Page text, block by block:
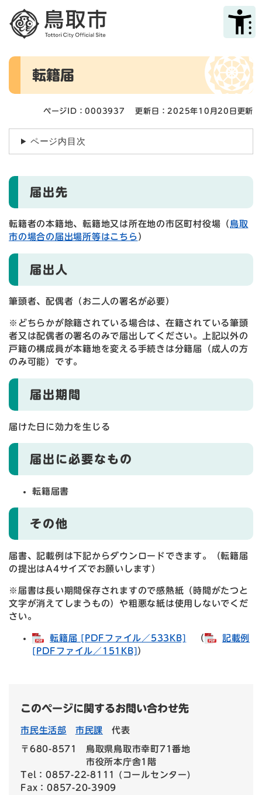
メニューを飛ばして本文へ
本
転籍届
ページID：0003937 更新日：2025年10月20日更新
ページ内目次
届出先
転籍者の本籍地、転籍地又は所在地の市区町村役場（ 鳥取
市の場合の届出場所等はこちら ）
届出人
筆頭者、配偶者（お二人の署名が必要）
※どちらかが除籍されている場合は、在籍されている筆頭
者又は配偶者の署名のみで届出してください。上記以外の
戸籍の構成員が本籍地を変える手続きは分籍届（成人の方
のみ可能）です。
届出期間
届けた日に効力を生じる
届出に必要なもの
転籍届書
その他
届書、記載例は下記からダウンロードできます。（転籍届
の提出はA4サイズでお願いします）
※届書は長い期間保存されますので感熱紙（時間がたつと
文字が消えてしまうもの）や粗悪な紙は使用しないでくだ
さい。
転籍届 [PDFファイル／533KB] （
記載例
[PDFファイル／151KB] ）
このページに関するお問い合わせ先
市民生活部 市民課 代表
〒680-8571
鳥取県鳥取市幸町71番地
市役所本庁舎1階
Tel：0857-22-8111 (コールセンター)
Fax：0857-20-3909